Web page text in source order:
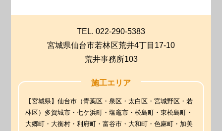
TEL. 022-290-5383
宮城県仙台市若林区荒井4丁目17-10
荒井事務所103
施工エリア
【宮城県】仙台市（青葉区・泉区・太白区・宮城野区・若
林区）多賀城市・七ケ浜町・塩竈市・松島町・東松島町・
大郷町・大衡村・利府町・富谷市・大和町・色麻町・加美